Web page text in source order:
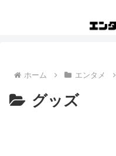
ホーム エンタメ
グッズ